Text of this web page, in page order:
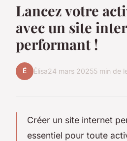
Lancez votre
avec un site
performant !
É Élisa24 mars 20255 min de
Créer un site internet
essentiel pour toute